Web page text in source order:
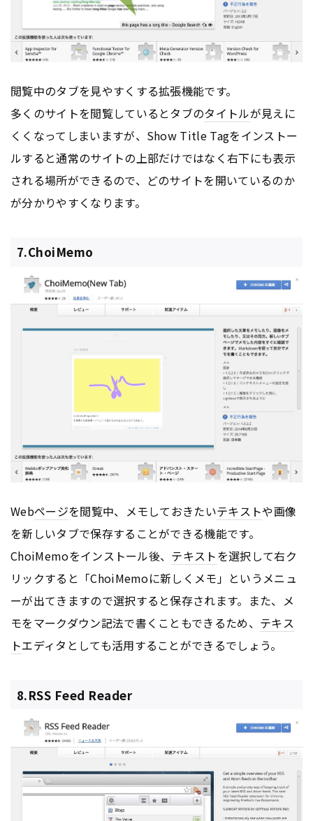
閲覧中のタブを見やすくする拡張機能です。
多くのサイトを閲覧しているとタブのタイトルが見えに
くくなってしまいますが、Show Title Tagをインストー
ルすると通常のサイトの上部だけではなく右下にも表示
される場所ができるので、どのサイトを開いているのか
が分かりやすくなります。
7.ChoiMemo
Webページを閲覧中、メモしておきたいテキストや画像
を新しいタブで保存することができる機能です。
ChoiMemoをインストール後、 テキストを選択して右ク
リックすると「ChoiMemoに新しくメモ」というメニュ
ーが出てきますので選択すると保存されます。また、メ
モをマークダウン記法で書くこともできるため、 テキス
トエディタとしても活用することができるでしょう。
8.RSS Feed Reader